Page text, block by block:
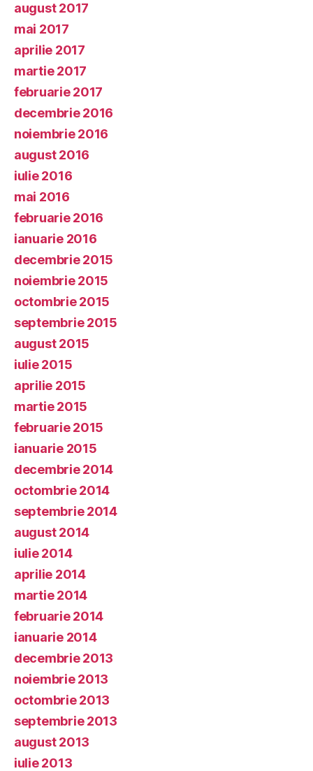
august 2017
mai 2017
aprilie 2017
martie 2017
februarie 2017
decembrie 2016
noiembrie 2016
august 2016
iulie 2016
mai 2016
februarie 2016
ianuarie 2016
decembrie 2015
noiembrie 2015
octombrie 2015
septembrie 2015
august 2015
iulie 2015
aprilie 2015
martie 2015
februarie 2015
ianuarie 2015
decembrie 2014
octombrie 2014
septembrie 2014
august 2014
iulie 2014
aprilie 2014
martie 2014
februarie 2014
ianuarie 2014
decembrie 2013
noiembrie 2013
octombrie 2013
septembrie 2013
august 2013
iulie 2013